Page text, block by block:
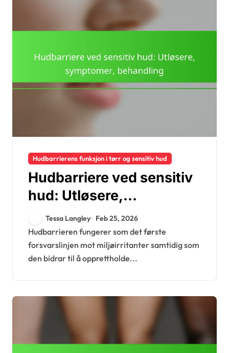
Hudbarrierens funksjon i tørr og sensitiv hud
Hudbarriere ved sensitiv
hud: Utløsere,
symptomer, behandling
Tessa Langley Feb 25, 2026
Hudbarrieren fungerer som det første
forsvarslinjen mot miljøirritanter samtidig som
den bidrar til å opprettholde...